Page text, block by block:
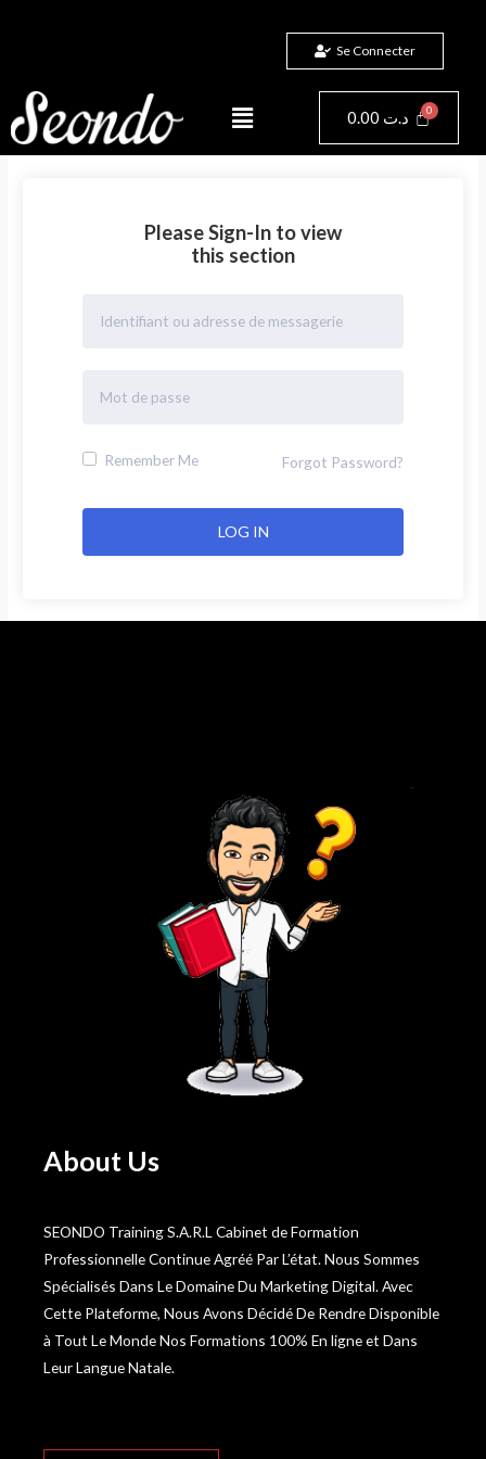
Se Connecter
Menu 0.00 د.ت Panier
Please Sign-In to view
this section
Remember Me Forgot Password?
About Us
SEONDO Training S.A.R.L Cabinet de Formation
Professionnelle Continue Agréé Par L’état. Nous Sommes
Spécialisés Dans Le Domaine Du Marketing Digital. Avec
Cette Plateforme, Nous Avons Décidé De Rendre Disponible
à Tout Le Monde Nos Formations 100% En ligne et Dans
Leur Langue Natale.